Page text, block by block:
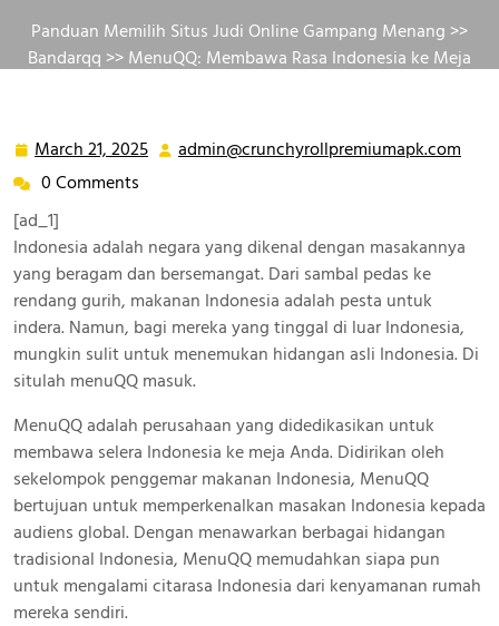
Panduan Memilih Situs Judi Online Gampang Menang >>
Bandarqq >> MenuQQ: Membawa Rasa Indonesia ke Meja
March 21, 2025 Marchadmin@crunchyrollpremiumapk.com
0 Comments
[ad_1]
Indonesia adalah negara yang dikenal dengan masakannya
yang beragam dan bersemangat. Dari sambal pedas ke
rendang gurih, makanan Indonesia adalah pesta untuk
indera. Namun, bagi mereka yang tinggal di luar Indonesia,
mungkin sulit untuk menemukan hidangan asli Indonesia. Di
situlah menuQQ masuk.
MenuQQ adalah perusahaan yang didedikasikan untuk
membawa selera Indonesia ke meja Anda. Didirikan oleh
sekelompok penggemar makanan Indonesia, MenuQQ
bertujuan untuk memperkenalkan masakan Indonesia kepada
audiens global. Dengan menawarkan berbagai hidangan
tradisional Indonesia, MenuQQ memudahkan siapa pun
untuk mengalami citarasa Indonesia dari kenyamanan rumah
mereka sendiri.